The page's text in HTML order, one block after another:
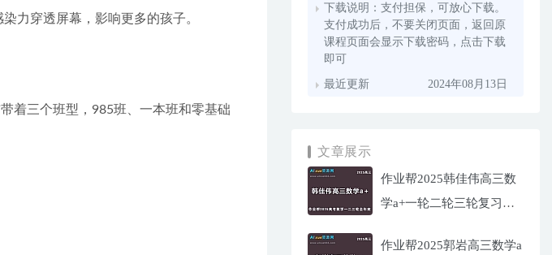
力穿透屏幕，影响更多的孩子。
着三个班型，985班、一本班和零基础
下载说明：支付担保，可放心下载。
支付成功后，不要关闭页面，返回原
课程页面会显示下载密码，点击下载
即可
最近更新 2024年08月13日
文章展示
作业帮2025韩佳伟高三数
学a+一轮二轮三轮复习全
作业帮2025郭岩高三数学a